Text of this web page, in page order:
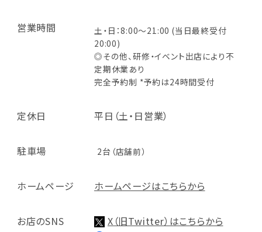
営業時間
土・日：8:00～21:00 (当日最終受付
20:00)
◎その他、研修・イベント出店により不
定期休業あり
完全予約制 *予約は24時間受付
定休日 平日（土・日営業）
駐車場 2台（店舗前）
ホームページ ホームページはこちらから
お店のSNS
X（旧Twitter）はこちらから